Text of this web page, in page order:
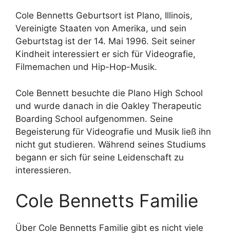
Cole Bennetts Geburtsort ist Plano, Illinois,
Vereinigte Staaten von Amerika, und sein
Geburtstag ist der 14. Mai 1996. Seit seiner
Kindheit interessiert er sich für Videografie,
Filmemachen und Hip-Hop-Musik.
Cole Bennett besuchte die Plano High School
und wurde danach in die Oakley Therapeutic
Boarding School aufgenommen. Seine
Begeisterung für Videografie und Musik ließ ihn
nicht gut studieren. Während seines Studiums
begann er sich für seine Leidenschaft zu
interessieren.
Cole Bennetts Familie
Über Cole Bennetts Familie gibt es nicht viele